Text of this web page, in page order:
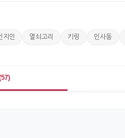
지인 열쇠고리 키링 인사동